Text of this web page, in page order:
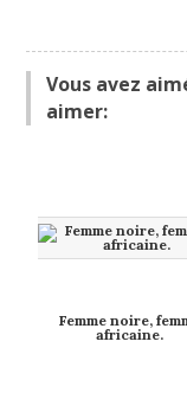
Vous avez
aimer:
Femme noire,
africaine.